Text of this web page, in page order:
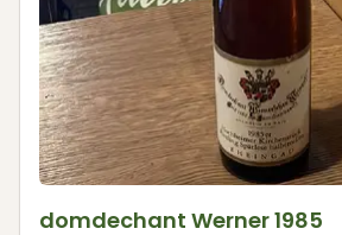
domdechant Werner 1985